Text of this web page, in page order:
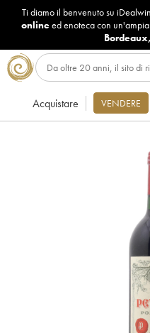
Ti diamo il benvenuto su
onlineed enoteca con
Bordeaux,
Acquistare VENDERE